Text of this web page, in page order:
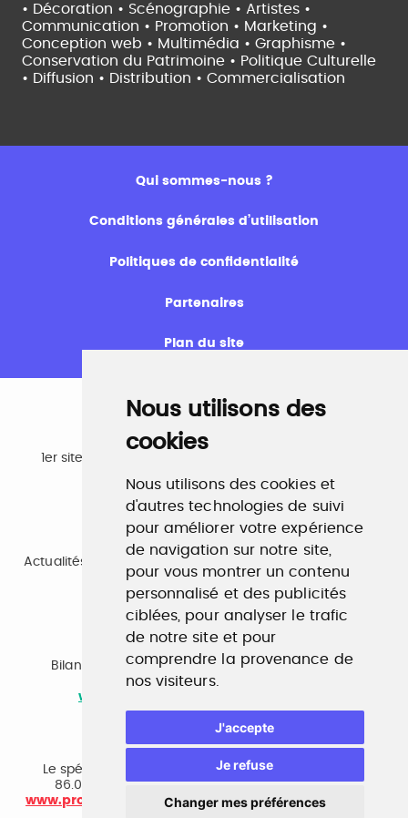
Nous utilisons des
cookies
Nous utilisons des cookies et
d'autres technologies de suivi
pour améliorer votre expérience
de navigation sur notre site,
pour vous montrer un contenu
personnalisé et des publicités
ciblées, pour analyser le trafic
de notre site et pour
comprendre la provenance de
nos visiteurs.
J'accepte
Je refuse
Changer mes préférences
• Décoration • Scénographie • Artistes •
Communication • Promotion • Marketing •
Conception web • Multimédia • Graphisme •
Conservation du Patrimoine • Politique Culturelle
• Diffusion • Distribution • Commercialisation
Qui sommes-nous ?
Conditions générales d’utilisation
Politiques de confidentialité
Partenaires
Plan du site
Emploi
1er site emploi du secteur culturel 784.000 visites et
www.profilculture.com
Formation
Actualités, guide et annuaire des formations aux métiers
de la culture.
www.profilculture-formation.com
Accompagnement professionnel
Bilan de compétences, coaching, techniques de
recherche d'emploi, entretien conseil.
www.profilculture-competences.com
Le spécialiste du secteur culturel, une cvthèque de
86.000 CV et réseau unique de professionnels.
www.profilculture-conseil.com/cabinet-recrutement